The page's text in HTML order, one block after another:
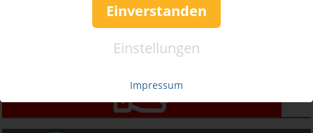
Einverstanden
Einstellungen
Impressum